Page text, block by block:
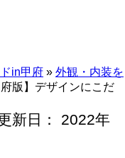
in甲府 » 外観・内装を
府版】デザインにこだ
新日： 2022年